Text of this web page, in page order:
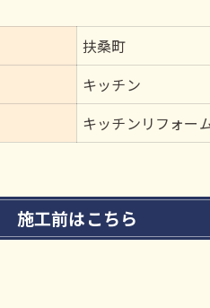
扶桑町
キッチン
キッチンリフォー
施工前はこちら